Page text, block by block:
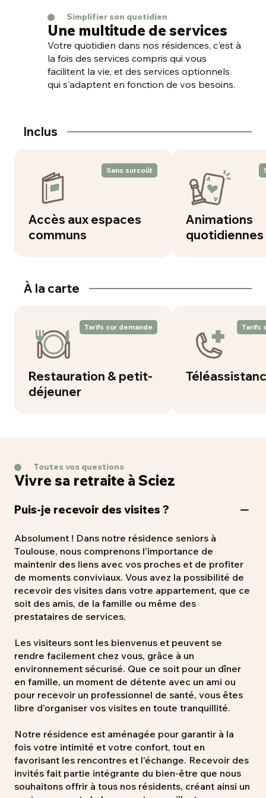
Simplifier son quotidien
Une multitude de services
Votre quotidien dans nos résidences, c'est à
la fois des services compris qui vous
facilitent la vie, et des services optionnels
qui s'adaptent en fonction de vos besoins.
Inclus
Sans surcoût
Accès aux espaces
communs
Animations
quotidiennes
À la carte
Tarifs sur demande
Restauration & petit-
déjeuner
Tarifs
Toutes vos questions
Vivre sa retraite à Sciez
Puis-je recevoir des visites ?
Absolument ! Dans notre résidence seniors à
Toulouse, nous comprenons l'importance de
maintenir des liens avec vos proches et de profiter
de moments conviviaux. Vous avez la possibilité de
recevoir des visites dans votre appartement, que ce
soit des amis, de la famille ou même des
prestataires de services.
Les visiteurs sont les bienvenus et peuvent se
rendre facilement chez vous, grâce à un
environnement sécurisé. Que ce soit pour un dîner
en famille, un moment de détente avec un ami ou
pour recevoir un professionnel de santé, vous êtes
libre d'organiser vos visites en toute tranquillité.
Notre résidence est aménagée pour garantir à la
fois votre intimité et votre confort, tout en
favorisant les rencontres et l'échange. Recevoir des
invités fait partie intégrante du bien-être que nous
souhaitons offrir à tous nos résidents, créant ainsi un